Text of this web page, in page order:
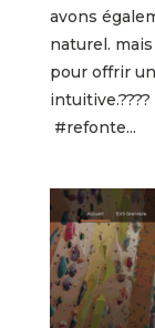
avons
naturel.
pour offrir
#refonte...